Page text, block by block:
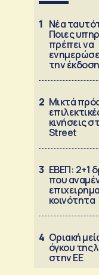
1 Νέα
Ποιες
πρέπει να
την έκδοση
2 Μικτά
κινήσεις
Street
3 ΕΒΕΠ: 2+1
που
κοινότητα
4 Οριακή
όγκου της
στην ΕΕ